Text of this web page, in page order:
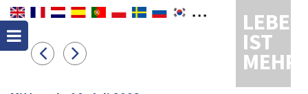
LEBEN
IST
MEHR